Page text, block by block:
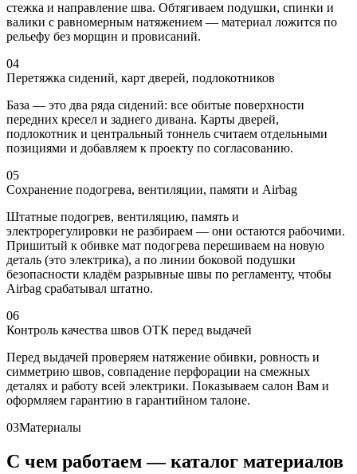
стежка и направление шва. Обтягиваем подушки, спинки и
валики с равномерным натяжением — материал ложится по
рельефу без морщин и провисаний.
04
Перетяжка сидений, карт дверей, подлокотников
База — это два ряда сидений: все обитые поверхности
передних кресел и заднего дивана. Карты дверей,
подлокотник и центральный тоннель считаем отдельными
позициями и добавляем к проекту по согласованию.
05
Сохранение подогрева, вентиляции, памяти и Airbag
Штатные подогрев, вентиляцию, память и
электрорегулировки не разбираем — они остаются рабочими.
Пришитый к обивке мат подогрева перешиваем на новую
деталь (это электрика), а по линии боковой подушки
безопасности кладём разрывные швы по регламенту, чтобы
Airbag срабатывал штатно.
06
Контроль качества швов ОТК перед выдачей
Перед выдачей проверяем натяжение обивки, ровность и
симметрию швов, совпадение перфорации на смежных
деталях и работу всей электрики. Показываем салон Вам и
оформляем гарантию в гарантийном талоне.
03Материалы
С чем работаем — каталог материалов